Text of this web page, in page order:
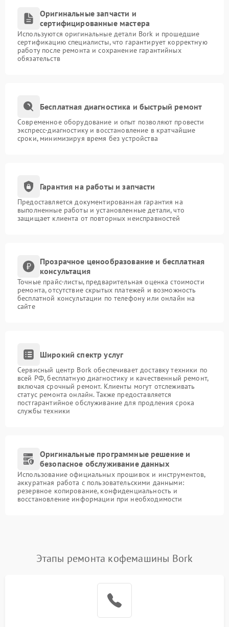
Оригинальные запчасти и
сертифицированные мастера
Используются оригинальные детали Bork и прошедшие
сертификацию специалисты, что гарантирует корректную
работу после ремонта и сохранение гарантийных
обязательств
Бесплатная диагностика и быстрый ремонт
Современное оборудование и опыт позволяют провести
экспресс-диагностику и восстановление в кратчайшие
сроки, минимизируя время без устройства
Гарантия на работы и запчасти
Предоставляется документированная гарантия на
выполненные работы и установленные детали, что
защищает клиента от повторных неисправностей
Прозрачное ценообразование и бесплатная
консультация
Точные прайс-листы, предварительная оценка стоимости
ремонта, отсутствие скрытых платежей и возможность
бесплатной консультации по телефону или онлайн на
сайте
Широкий спектр услуг
Сервисный центр Bork обеспечивает доставку техники по
всей РФ, бесплатную диагностику и качественный ремонт,
включая срочный ремонт. Клиенты могут отслеживать
статус ремонта онлайн. Также предоставляется
постгарантийное обслуживание для продления срока
службы техники
Оригинальные программные решение и
безопасное обслуживание данных
Использование официальных прошивок и инструментов,
аккуратная работа с пользовательскими данными:
резервное копирование, конфиденциальность и
восстановление информации при необходимости
Этапы ремонта кофемашины Bork